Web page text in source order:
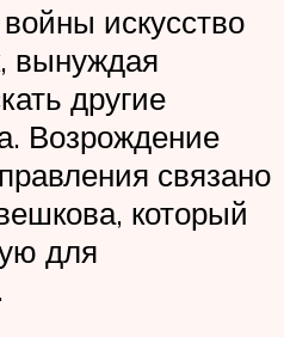
искусство
вынуждая
другие
Возрождение
связано
который
для